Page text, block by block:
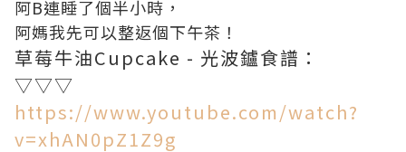
阿B連睡了個半小時，
阿媽我先可以整返個下午茶！
草莓牛油Cupcake - 光波鑪食譜：
▽▽▽
https://www.youtube.com/watch?
v=xhAN0pZ1Z9g